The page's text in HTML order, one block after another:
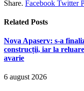
Share. Facebook Twitter
Related Posts
Nova Apaserv: s-a
construcții, iar la
avarie
6 august 2026